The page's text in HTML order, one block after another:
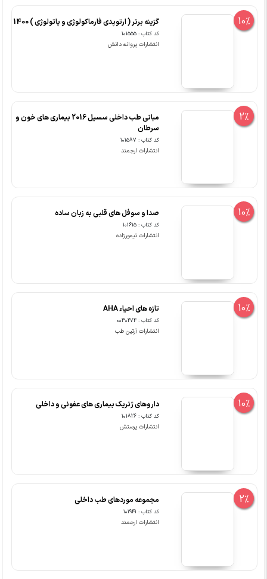
10% گزینه برتر ( ارتوپدی فارماکولوژی و پاتولوژی ) 1400
کد کتاب : 101555
انتشارات پروانه دانش
2%
مبانی طب داخلی سسیل 2016 بیماری های خون و
سرطان
کد کتاب : 101587
انتشارات ارجمند
10% صدا و سوفل های قلبی به زبان ساده
کد کتاب : 101615
انتشارات تیمورزاده
10% تازه های احیاء AHA
کد کتاب : 0030274
انتشارات آرتین طب
10% داروهای ژنریک بیماری های عفونی و داخلی
کد کتاب : 101826
انتشارات پرستش
2% مجموعه موردهای طب داخلی
کد کتاب : 101941
انتشارات ارجمند